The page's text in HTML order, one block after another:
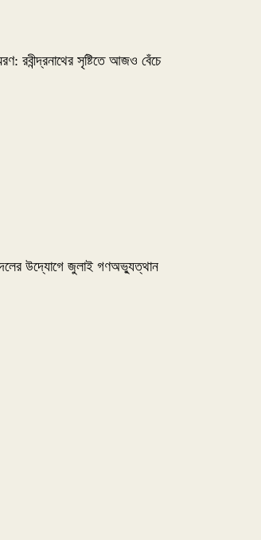
রবীন্দ্রনাথের সৃষ্টিতে আজও বেঁচে
উদ্যোগে জুলাই গণঅভ্যুত্থান